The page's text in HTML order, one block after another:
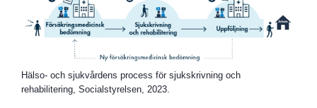
Hälso- och sjukvårdens process för sjukskrivning och
rehabilitering, Socialstyrelsen, 2023.